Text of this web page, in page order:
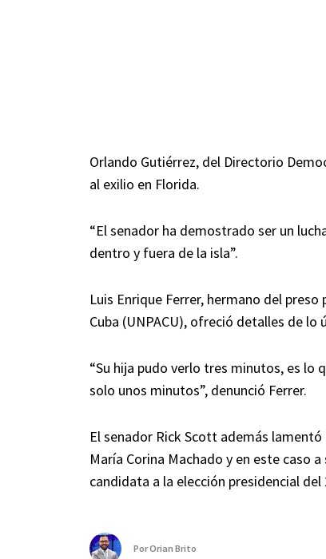
Orlando Gutiérrez, del Directorio
al exilio en Florida.
“El senador ha demostrado ser un
dentro y fuera de la isla”.
Luis Enrique Ferrer, hermano del
Cuba (UNPACU), ofreció detalles de
“Su hija pudo verlo tres minutos, es lo
solo unos minutos”, denunció Ferrer.
El senador Rick Scott además
María Corina Machado y en este caso
candidata a la elección presidencial del
PorOrian Brito